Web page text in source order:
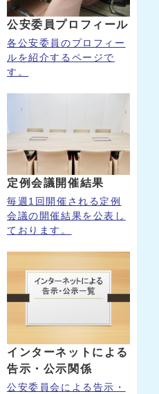
公安委員プロフィール
各公安委員のプロフィー
ルを紹介するページで
す。
定例会議開催結果
毎週1回開催される定例
会議の開催結果を公表し
ております。
インターネットによる
告示・公示関係
公安委員会による告示・